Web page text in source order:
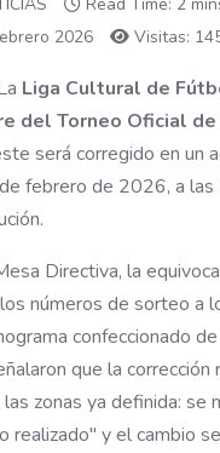
2026
Visitas:
Liga Cultural de
del Torneo Oficial de
será corregido en un
febrero de 2026, a las
Directiva, la
números de sorteo a
confeccionado
que la corrección
zonas ya definida: se
realizado" y el cambio